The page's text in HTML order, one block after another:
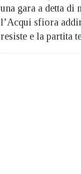
una gara a detta di
l’Acqui sfiora
resiste e la partita